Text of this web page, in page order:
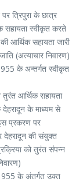
त्रिपुरा के छात्र
सहायता स्वीकृत करते
आर्थिक सहायता जारी
(अत्याचार निवारण)
के अन्तर्गत स्वीकृत
तुरंत आर्थिक सहायता
के माध्यम से
प्रकरण पर
देहरादून की संयुक्त
को तुरंत संपन्न
के अंतर्गत उक्त